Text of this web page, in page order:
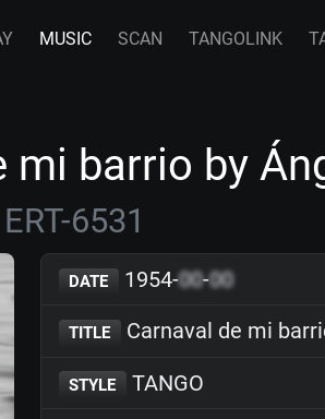
MUSIC SCAN TANGOLINK
mi barrio by
6531
DATE 1954-00-00
TITLE Carnaval de mi
STYLE TANGO